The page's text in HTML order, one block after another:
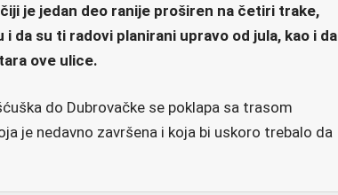
je jedan deo ranije proširen na četiri trake,
da su ti radovi planirani upravo od jula, kao i da
ove ulice.
do Dubrovačke se poklapa sa trasom
je nedavno završena i koja bi uskoro trebalo da